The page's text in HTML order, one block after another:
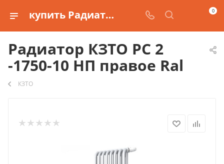
купить Радиатор КЗТО РС 2 -1750-10 НП правое Ral 0
Радиатор КЗТО РС 2
-1750-10 НП правое Ral
КЗТО